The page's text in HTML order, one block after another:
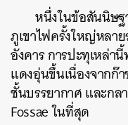
หนึ่งในข้อสันนิษฐ
ภูเขาไฟครั้งใหญ่หลา
อังคาร การปะทุเหล่า
แดงอุ่นขึ้นเนื่องจากก๊
ชั้นบรรยากาศ และกล
Fossae ในที่สุด